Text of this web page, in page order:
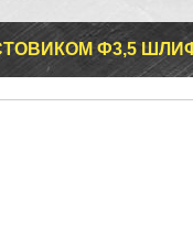
Ф3,5